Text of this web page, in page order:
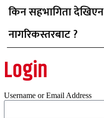
किन सहभागिता देखिएन
नागरिकस्तरबाट ?
Login
Username or Email Address